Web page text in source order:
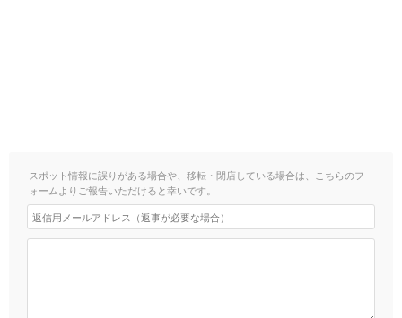
スポット情報に誤りがある場合や、移転・閉店している場合は、こちらのフ
ォームよりご報告いただけると幸いです。